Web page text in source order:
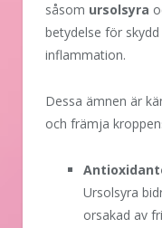
såsom ursolsyra
betydelse för
inflammation.
Dessa ämnen är
och främja
Ursolsyra
orsakad av